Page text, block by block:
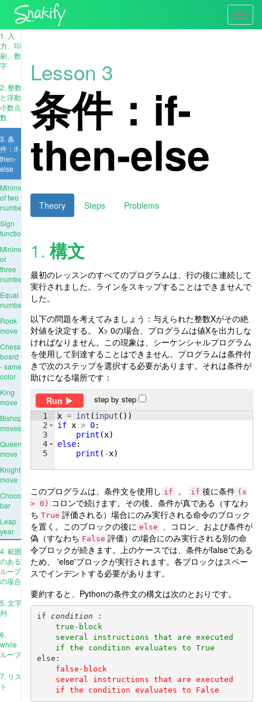
1. 入
力、印
刷、数
字
2. 整数
と浮動
小数点
数
3. 条
件：if-
then-
else
Minimum
of two
numbers
Sign
function
Minimum
of
three
numbers
Equal
numbers
Rook
move
Chess
board
- same
color
King
move
Bishop
moves
Queen
move
Knight
move
Chocolate
bar
Leap
year
4. 範囲
のある
ループ
の場合
5. 文字
列
6.
while
ループ
7. リス
ト
Lesson 3
条件：if-
then-else
Theory Steps Problems
1. 構文
最初のレッスンのすべてのプログラムは、行の後に連続して
実行されました。ラインをスキップすることはできませんで
した。
以下の問題を考えてみましょう：与えられた整数Xがその絶
対値を決定する。 X> 0の場合、プログラムは値Xを出力しな
ければなりません。この現象は、シーケンシャルプログラム
を使用して到達することはできません。プログラムは条件付
きで次のステップを選択する必要があります。それは条件が
助けになる場所です：
Run
step by step
1
2
3
4
5
x = int (input ( ))
if x > 0:
print (x)
else:
print ( -x)
このプログラムは、条件文を使用し if 。 if 後に条件 (x
> 0) コロンで続けます。その後、条件が真である（すなわ
ち True 評価される）場合にのみ実行される命令のブロック
を置く。このブロックの後に else
、コロン、および条件が
偽（すなわち False 評価）の場合にのみ実行される別の命
令ブロックが続きます。上のケースでは、条件がfalseである
ため、 'else'ブロックが実行されます。各ブロックはスペー
スでインデントする必要があります。
要約すると、Pythonの条件文の構文は次のとおりです。
if condition :
true-block
several instructions that are executed
if the condition evaluates to True
else:
false-block
several instructions that are executed
if the condition evaluates to False